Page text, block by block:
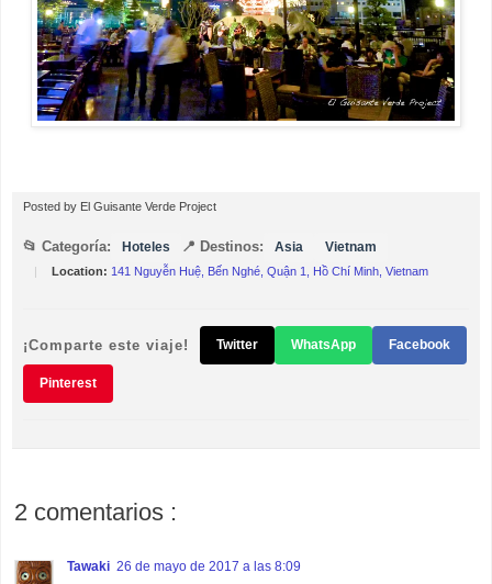
Posted by El Guisante Verde Project
📂 Categoría: Hoteles 📍 Destinos: Asia Vietnam
| Location: 141 Nguyễn Huệ, Bến Nghé, Quận 1, Hồ Chí Minh, Vietnam
¡Comparte este viaje! Twitter WhatsApp Facebook
Pinterest
2 comentarios :
Tawaki 26 de mayo de 2017 a las 8:09